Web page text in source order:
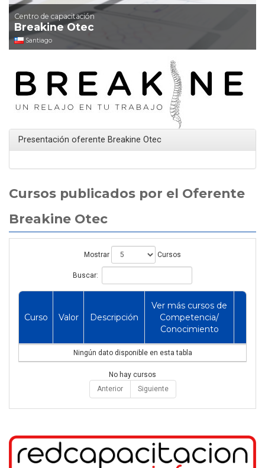
Centro de capacitación
Breakine Otec
Santiago
Presentación oferente Breakine Otec
Cursos publicados por el Oferente
Breakine Otec
Mostrar Cursos
Buscar:
Curso Valor Descripción
Ver más cursos de
Competencia/
Conocimiento
Ningún dato disponible en esta tabla
No hay cursos
Anterior
Siguiente